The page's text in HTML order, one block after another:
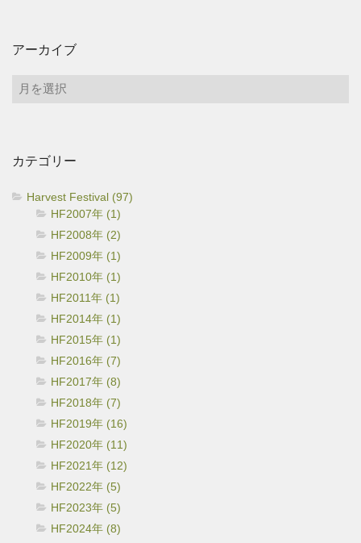
アーカイブ
ア
ブ
カテゴリー
Harvest Festival (97)
HF2007年 (1)
HF2008年 (2)
HF2009年 (1)
HF2010年 (1)
HF2011年 (1)
HF2014年 (1)
HF2015年 (1)
HF2016年 (7)
HF2017年 (8)
HF2018年 (7)
HF2019年 (16)
HF2020年 (11)
HF2021年 (12)
HF2022年 (5)
HF2023年 (5)
HF2024年 (8)